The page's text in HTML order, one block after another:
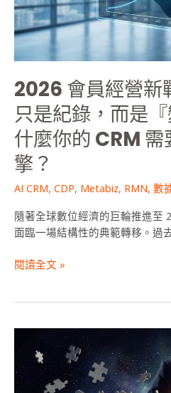
2026 會員經營新
只是紀錄，而是
什麼你的 CRM 需
擎？
AI CRM, CDP, Metabiz, RMN, 數
隨著全球數位經濟的巨輪推進至
面臨一場結構性的典範轉移。過
戰
場：
數
再
只
是
紀
錄，
而
是
現
資
為
麼
CRM
需
閱讀全文 »
售